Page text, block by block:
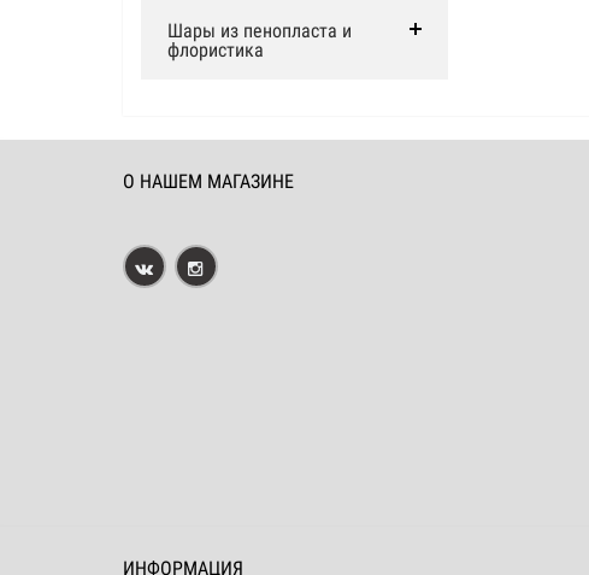
Шары из пенопласта и
флористика
О НАШЕМ МАГАЗИНЕ
ИНФОРМАЦИЯ